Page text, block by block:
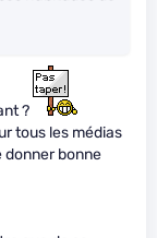
?
tous les médias
donner bonne